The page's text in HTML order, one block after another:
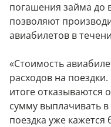
погашения займа до
позволяют
авиабилетов в
«Стоимость
расходов на
итоге отказываются
сумму выплачивать
поездка уже